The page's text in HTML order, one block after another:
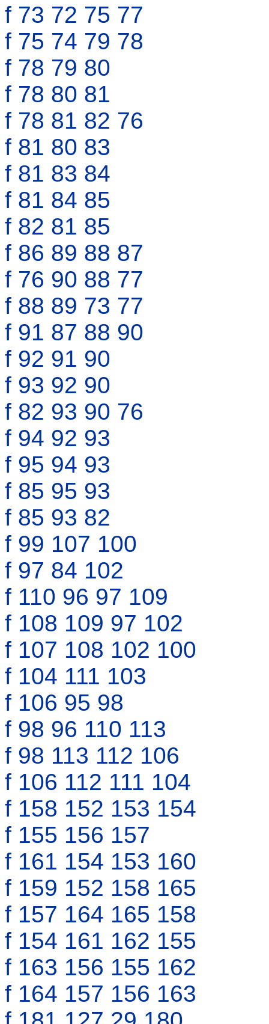
f 73 72 75 77
f 75 74 79 78
f 78 79 80
f 78 80 81
f 78 81 82 76
f 81 80 83
f 81 83 84
f 81 84 85
f 82 81 85
f 86 89 88 87
f 76 90 88 77
f 88 89 73 77
f 91 87 88 90
f 92 91 90
f 93 92 90
f 82 93 90 76
f 94 92 93
f 95 94 93
f 85 95 93
f 85 93 82
f 99 107 100
f 97 84 102
f 110 96 97 109
f 108 109 97 102
f 107 108 102 100
f 104 111 103
f 106 95 98
f 98 96 110 113
f 98 113 112 106
f 106 112 111 104
f 158 152 153 154
f 155 156 157
f 161 154 153 160
f 159 152 158 165
f 157 164 165 158
f 154 161 162 155
f 163 156 155 162
f 164 157 156 163